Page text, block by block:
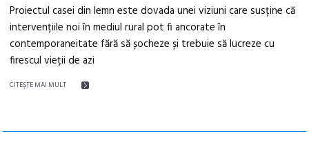
Proiectul casei din lemn este dovada unei viziuni care susține că
intervențiile noi în mediul rural pot fi ancorate în
contemporaneitate fără să șocheze și trebuie să lucreze cu
firescul vieții de azi
CITEŞTE MAI MULT